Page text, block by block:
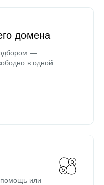
домена
—
в одной
или